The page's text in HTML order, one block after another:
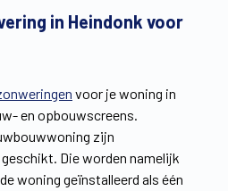
Offerte op maat
in Heindonk voor
voor je woning in
en opbouwscreens.
zijn
Die worden namelijk
woning geïnstalleerd als één